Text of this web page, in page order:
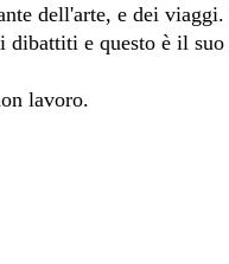
dell'arte, e dei viaggi.
dibattiti e questo è il
lavoro.